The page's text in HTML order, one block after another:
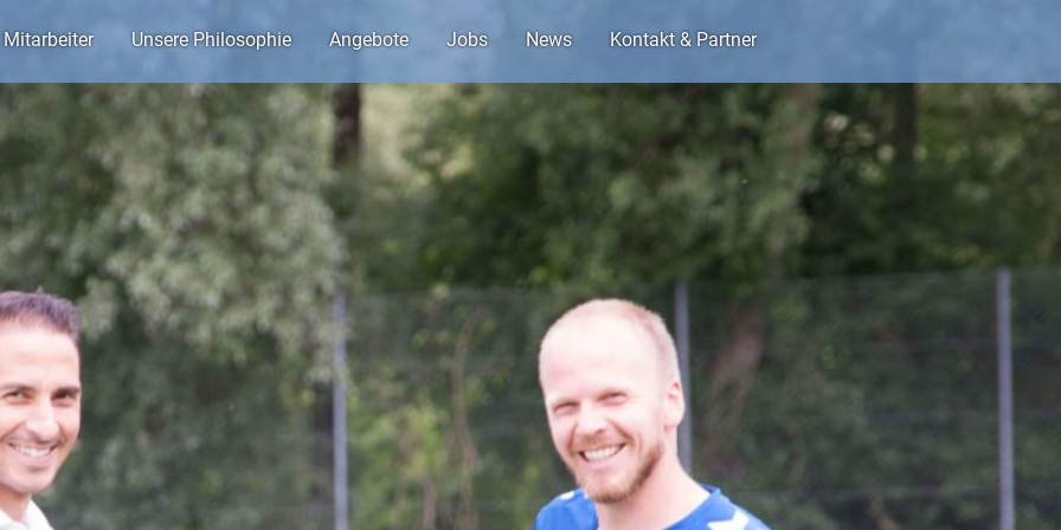
Mitarbeiter Unsere Philosophie Angebote Jobs News Kontakt & Partner